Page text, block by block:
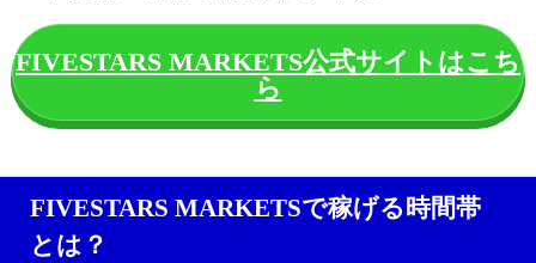
FIVESTARS MARKETS公式サイトはこち
ら
FIVESTARS MARKETSで稼げる時間帯
とは？